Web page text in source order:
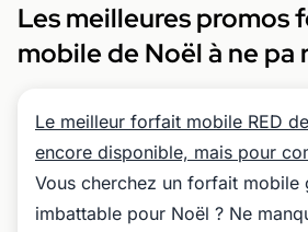
Les meilleures promos
mobile de Noël à ne pa
Le meilleur forfait mobile RED
encore disponible, mais pour
Vous cherchez un forfait mobile
imbattable pour Noël ? Ne